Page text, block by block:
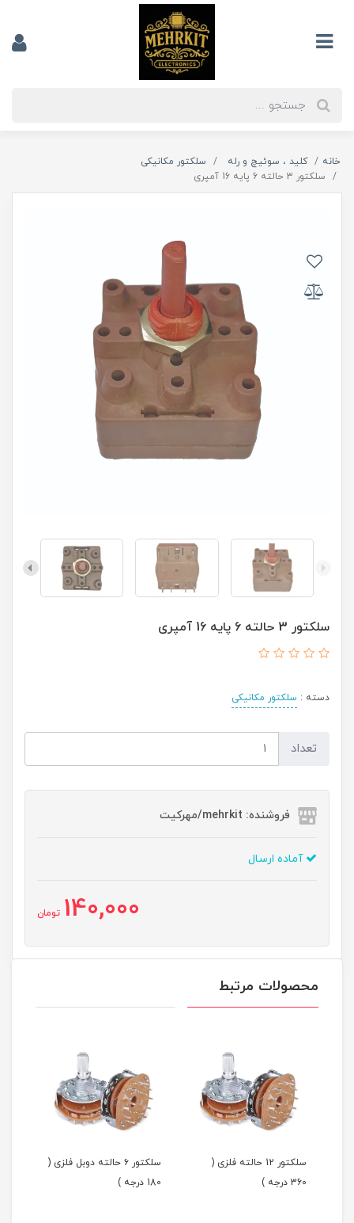
خانه کلید ، سوئیچ و رله
سلکتور مکانیکی
سلکتور 3 حالته 6 پایه 16 آمپری
سلکتور 3 حالته 6 پایه 16 آمپری
دسته : سلکتور مکانیکی
تعداد
فروشنده: mehrkit/مهرکیت
آماده ارسال
140,000 تومان
محصولات مرتبط
سلکتور 12 حالته فلزی (
360 درجه )
سلکتور ۶ حالته دوبل فلزی (
180 درجه )